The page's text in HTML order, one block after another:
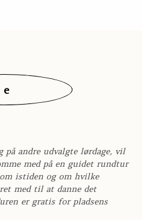
på andre udvalgte lørdage, vil
med på en guidet rundtur
istiden og om hvilke
med til at danne det
er gratis for pladsens